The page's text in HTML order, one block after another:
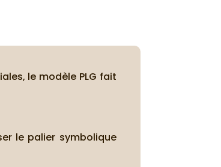
le modèle PLG fait
le palier symbolique